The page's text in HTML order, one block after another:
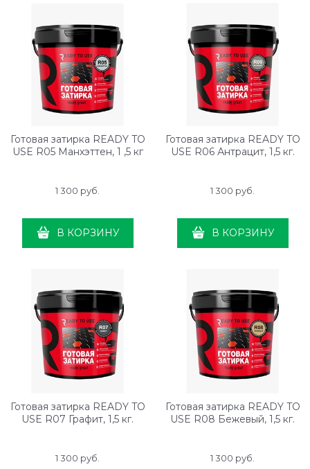
Готовая затирка READY TO
USE R05 Манхэттен, 1 ,5 кг
1 300 руб.
В КОРЗИНУ
Готовая затирка READY TO
USE R06 Антрацит, 1,5 кг.
1 300 руб.
В КОРЗИНУ
Готовая затирка READY TO
USE R07 Графит, 1,5 кг.
1 300 руб.
Готовая затирка READY TO
USE R08 Бежевый, 1,5 кг.
1 300 руб.